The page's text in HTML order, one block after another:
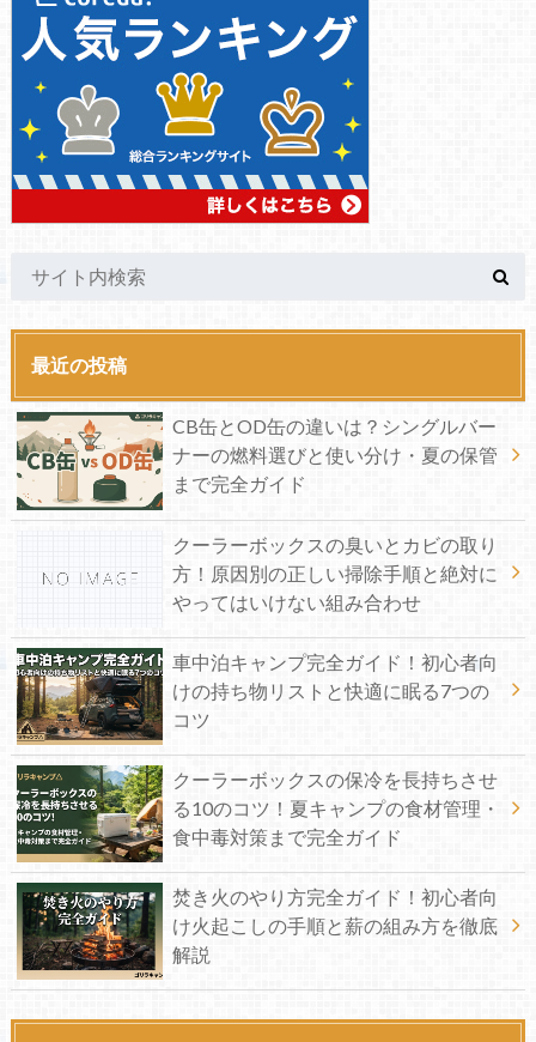
最近の投稿
CB缶とOD缶の違いは？シングルバー
ナーの燃料選びと使い分け・夏の保管
まで完全ガイド
クーラーボックスの臭いとカビの取り
方！原因別の正しい掃除手順と絶対に
やってはいけない組み合わせ
車中泊キャンプ完全ガイド！初心者向
けの持ち物リストと快適に眠る7つの
コツ
クーラーボックスの保冷を長持ちさせ
る10のコツ！夏キャンプの食材管理・
食中毒対策まで完全ガイド
焚き火のやり方完全ガイド！初心者向
け火起こしの手順と薪の組み方を徹底
解説